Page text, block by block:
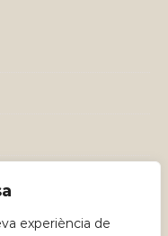
experiència de